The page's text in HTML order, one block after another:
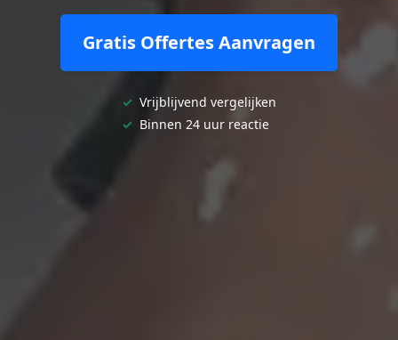
Gratis Offertes Aanvragen
✓ Vrijblijvend vergelijken
✓ Binnen 24 uur reactie